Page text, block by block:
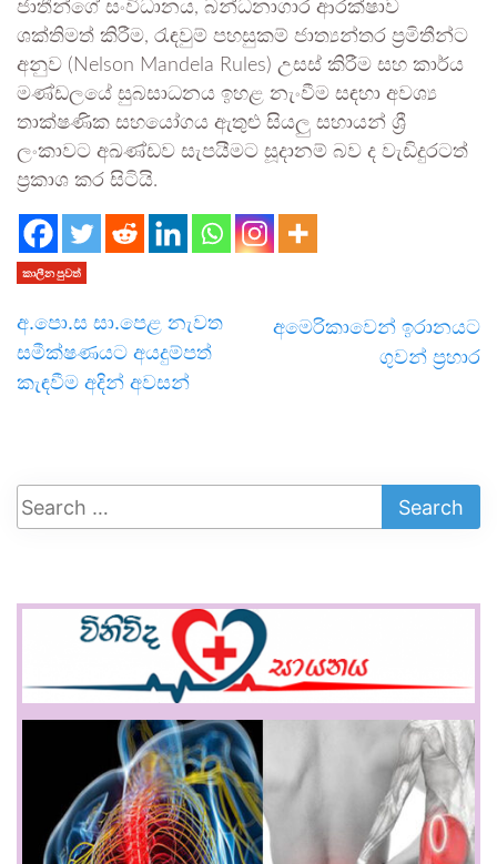
ජාතීන්ගේ සංවිධානය, බන්ධනාගාර ආරක්ෂාව
ශක්තිමත් කිරීම, රැඳවුම් පහසුකම් ජාත්‍යන්තර ප්‍රමිතීන්ට
අනුව (Nelson Mandela Rules) උසස් කිරීම සහ කාර්ය
මණ්ඩලයේ සුබසාධනය ඉහළ නැංවීම සඳහා අවශ්‍ය
තාක්ෂණික සහයෝගය ඇතුළු සියලු සහායන් ශ්‍රී
ලංකාවට අඛණ්ඩව සැපයීමට සූදානම් බව ද වැඩිදුරටත්
ප්‍රකාශ කර සිටියි.
කාලීන පුවත්
අ.පො.ස සා.පෙළ නැවත
සමීක්ෂණයට අයදුම්පත්
කැඳවීම අදින් අවසන්
අමෙරිකාවෙන් ඉරානයට
ගුවන් ප්‍රහාර